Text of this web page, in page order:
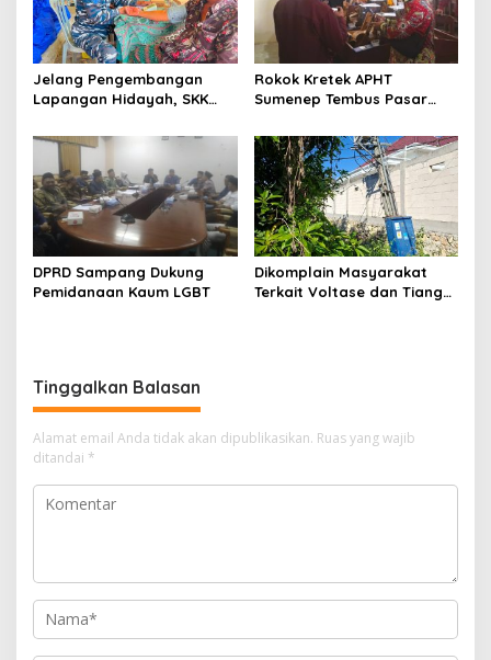
Jelang Pengembangan
Lapangan Hidayah, SKK
Perkuat Sinergi dengan
Nelayan Sampang
Rokok Kretek APHT
Sumenep Tembus Pasar
DPRD Sampang Dukung
Pemidanaan Kaum LGBT
Dikomplain Masyarakat
Terkait Voltase dan Tiang
Tinggalkan Balasan
Alamat email Anda tidak akan dipublikasikan. Ruas yang wajib
ditandai *